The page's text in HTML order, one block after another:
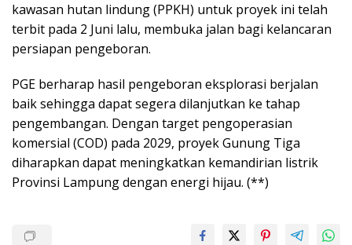
kawasan hutan lindung (PPKH) untuk proyek ini telah
terbit pada 2 Juni lalu, membuka jalan bagi kelancaran
persiapan pengeboran.
PGE berharap hasil pengeboran eksplorasi berjalan
baik sehingga dapat segera dilanjutkan ke tahap
pengembangan. Dengan target pengoperasian
komersial (COD) pada 2029, proyek Gunung Tiga
diharapkan dapat meningkatkan kemandirian listrik
Provinsi Lampung dengan energi hijau. (**)